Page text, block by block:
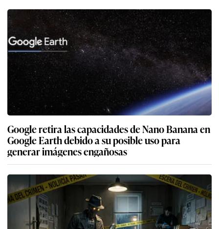
Google retira las capacidades de Nano Banana en
Google Earth debido a su posible uso para
generar imágenes engañosas